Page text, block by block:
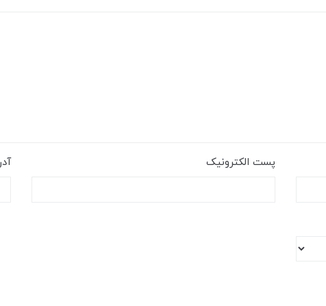
پست الکترونیک